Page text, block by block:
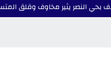
مخاوف وقلق المتساكنين